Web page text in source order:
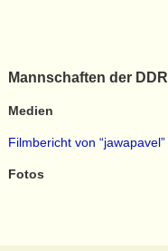
Mannschaften der DDR
Medien
Filmbericht von “jawapavel”
Fotos